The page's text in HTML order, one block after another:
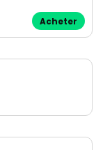
Acheter